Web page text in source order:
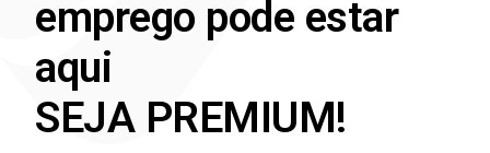
emprego pode estar
aqui
SEJA PREMIUM!